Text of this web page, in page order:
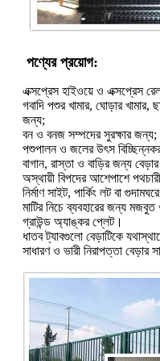
পণ্যের প্রয়োগ:
এক্সপ্রেস হাইওয়ে ও এক্সপ্রেস
গবাদি পশুর খামার, ঘোড়ার খামার,
জন্য;
বন ও বনজ সম্পদের সুরক্ষার জন্য;
পশুপালন ও জলের উৎস
বাগান, রাস্তা ও বাড়ির জন্য
অস্থায়ী বিপদের আশেপাশে
নির্মাণ সাইট, পার্কিং লট বা
মাটির নিচে ব্যবহারের জন্য
গ্রাউন্ড অ্যাঙ্কর প্লেট।
ধাতব ট্যাবগুলো বেড়াটিকে
সাধারণ ও ভারী নিরাপত্তা বেড়ার